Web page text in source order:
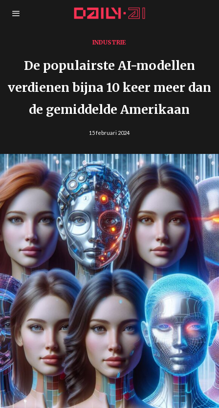
INDUSTRIE
De populairste AI-modellen
verdienen bijna 10 keer meer dan
de gemiddelde Amerikaan
15 februari 2024